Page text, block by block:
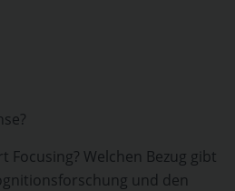
Focusing? Welchen Bezug gibt
und den